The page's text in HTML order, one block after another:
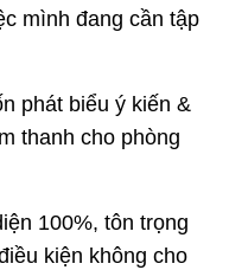
mình đang cần tập
phát biểu ý kiến &
thanh cho phòng
100%, tôn trọng
kiện không cho